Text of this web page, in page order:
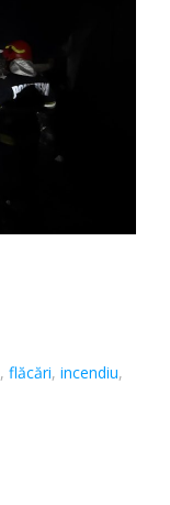
,flăcări,incendiu,